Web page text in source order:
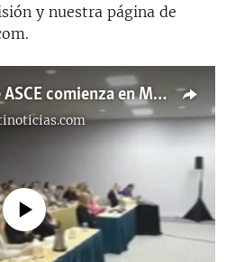
y nuestra página de
Conferencia anual de ASCE comienza en Miami
currently available